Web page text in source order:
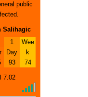
public
Salihagic
1
Day
93
Wee
k
74
7.02